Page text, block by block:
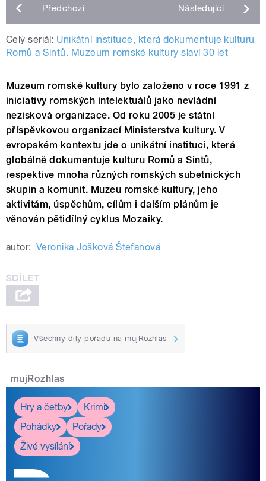
Předchozí Následující
Celý seriál: Unikátní instituce, která dokumentuje kulturu
Romů a Sintů. Muzeum romské kultury slaví 30 let
Muzeum romské kultury bylo založeno v roce 1991 z
iniciativy romských intelektuálů jako nevládní
nezisková organizace. Od roku 2005 je státní
příspěvkovou organizací Ministerstva kultury. V
evropském kontextu jde o unikátní instituci, která
globálně dokumentuje kulturu Romů a Sintů,
respektive mnoha různých romských subetnických
skupin a komunit. Muzeu romské kultury, jeho
aktivitám, úspěchům, cílům i dalším plánům je
věnován pětidílný cyklus Mozaiky.
autor: Veronika Jošková Štefanová
Všechny díly pořadu na mujRozhlas
mujRozhlas
Hry a četby
Krimi
Pohádky
Pořady
Živé vysílání